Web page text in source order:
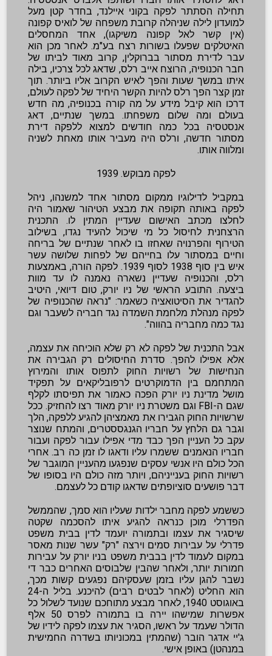
תחילה הסתתר לפקה בקוני איילנד, בחדר קטן מעל
למועדון לילה שניהלה קרובת משפחה של לואיס קפונה
(אין קשר לאל קפונה משיקגו), אחד המחסלים
האיטלקים שפעלו בשורות רצח בע"מ. לאחר מכן הוא
עבר לדירת מסתור בברוקלין, קרוב מאוד לביתו של
חבר הכנופיה, הרוצח אייב רלס, שדאג לכל צרכיו, בילה
איתו במשך שעות והפך לאיש הקרוב אליו ביותר. תוך
זמן קצר הפך רלס להיות הקשר היחיד של לפקה לעולם,
דרכו הוא קיבל מידע על מה קורה בכנופיה, מה חדש
בעולם ומה שלום משפחתו. במשך שנתיים, דאג
אנסטסיה בכל כמה חודשים למצוא ללפקה דירת
מסתור חדשה, ורלס היה מעביר אותו מאחת לשניה
ומלווה אותו.
לפקה מבוקש. 1939
במקביל לדילוגיו ממקום מסתור אחד למשנהו, ניהל
לפקה באותה תקופה את מבצע הטיהור שאמור היה
לחלצו מכתב האישום שעדיין המתין לו. התכנית
הרצחנית לחיסול כל מי שיכול להעיד נגדו, בשילוב
הטירוף והפרנויה שאחזו בו לאחר שנתיים של בריחה
וחיים במסתור עלו בחייהם של לפחות שלושה עשר
איש בין סוף 1938 לסוף 1939. לפקה הורה, באמצעות
רלס, והכנופיה שעדיין נשארה נאמנה לו עד מוות
ביצעה. התובע הראשי של ניו יורק, טום דיואי, היטיב
להגדיר את הסיטואציה כשאמר: "נראה שהכנופיה של
לפקה מנהלת מלחמת השמדה נגד חבריה לשעבר וגם
נגד כמה מחבריה בהווה".
אבל התכנית של לפקה לא רק שלא הוכיחה את עצמה,
אלא אפילו להפך. סדרת החיסולים רק הגבירה את
הנחישות של רשויות החוק לתפוס אותו והמירוץ
המתחמם בין הדמוקרטים לרפובליקאים על תפקיד
מושל מדינת ניו יורק הפכה כאמור את תפיסתו לקלף
שגם ה-FBI וגם משטרת ניו יורק מאוד רצו להחזיק. ככל
שרשויות החוק הגבירו את מאמציהן להגיע ללפקה, הלך
וגבר גם הלחץ על חבריו הגנגססטרים, והמתח שנוצר
עקב כל העניין הפך כבד מדי אפילו עבור לפקה ועבור
חבריו הנאמנים ששמרו עליו ודאגו לו זמן כה רב. אחרי
הכל כולם היו אנשי עסקים שנפגעו מהעניין המוגבר של
רשויות החוק בענייניהם, ויותר מזה כולם היו בסופו של
דבר פושעים סוציופתים שדאגו קודם כל לעצמם.
כששמע לפקה מחבר ילדות שעליו הוא סמך, שהממשל
הפדרלי מוכן כנראה להגיע איתו להסכמה שקטה
שיסגיר את עצמו ובתמורה יועמד לדין בבית משפט
פדרלי על עבירות סמים וירצה "רק" עשר שנות מאסר
במקום לעמוד לדין בבבית משפט בניו יורק על עבירות
חמורות יותר, ולאחר שהבין שלבוסים האחרים כבר די
נשבר להגן עליו בזמן שעסקיהם נפגעים קשות מכך,
הוא החליט (לאחר לבטים רבים) להיכנע. בליל ה-24
באוגוסט 1940, לאחר מבצע מתוחכם שנועד לשלול כל
אפשרות שמישהו יירה בו בתמורה לפרס 50 אלף
הדולר שעמד על ראשו, הסגיר את עצמו לפקה לידיו של
ג'יי אדגר הובר (שהמתין במכוניותו בשדרה החמישית
במנהטן) באופן אישי.